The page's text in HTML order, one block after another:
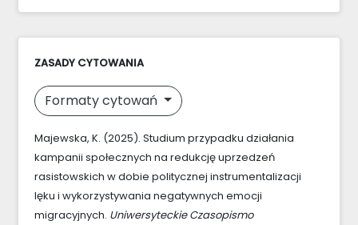
ZASADY CYTOWANIA
Formaty cytowań
Majewska, K. (2025). Studium przypadku działania
kampanii społecznych na redukcję uprzedzeń
rasistowskich w dobie politycznej instrumentalizacji
lęku i wykorzystywania negatywnych emocji
migracyjnych. Uniwersyteckie Czasopismo